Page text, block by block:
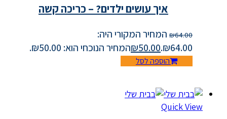
איך עושים ילדים? – כריכה קשה
₪64.00
המחיר המקורי היה:
₪64.00.
₪50.00 המחיר הנוכחי הוא: ₪50.00.
הוספה לסל
Quick View